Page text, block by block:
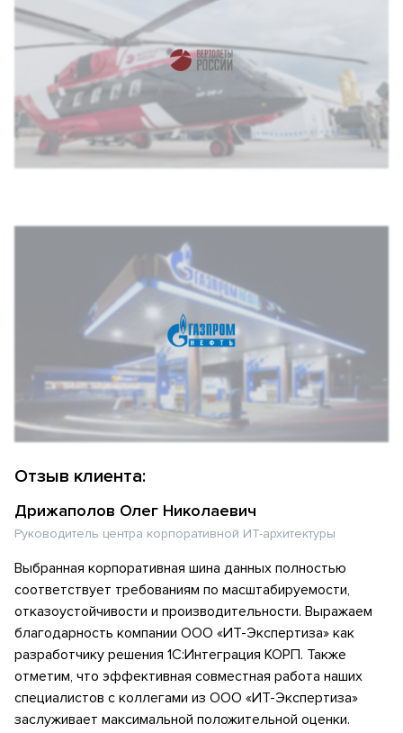
Отзыв клиента:
Дрижаполов Олег Николаевич
Руководитель центра корпоративной ИТ-архитектуры
Выбранная корпоративная шина данных полностью
соответствует требованиям по масштабируемости,
отказоустойчивости и производительности. Выражаем
благодарность компании ООО «ИТ-Экспертиза» как
разработчику решения 1С:Интеграция КОРП. Также
отметим, что эффективная совместная работа наших
специалистов с коллегами из ООО «ИТ-Экспертиза»
заслуживает максимальной положительной оценки.